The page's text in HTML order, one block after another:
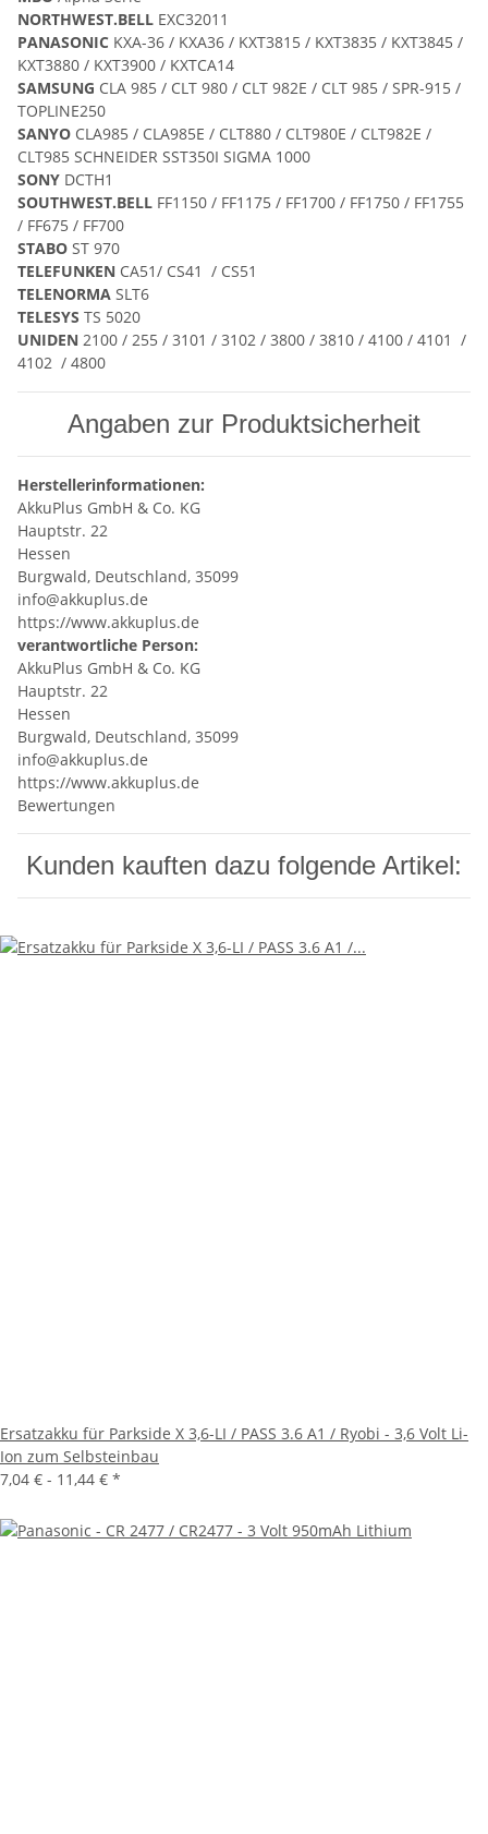
NORTHWEST.BELL EXC32011
PANASONIC KXA-36 / KXA36 / KXT3815 / KXT3835 / KXT3845 /
KXT3880 / KXT3900 / KXTCA14
SAMSUNG CLA 985 / CLT 980 / CLT 982E / CLT 985 / SPR-915 /
TOPLINE250
SANYO CLA985 / CLA985E / CLT880 / CLT980E / CLT982E /
CLT985 SCHNEIDER SST350I SIGMA 1000
SONY DCTH1
SOUTHWEST.BELL FF1150 / FF1175 / FF1700 / FF1750 / FF1755
/ FF675 / FF700
STABO ST 970
TELEFUNKEN CA51/ CS41 / CS51
TELENORMA SLT6
TELESYS TS 5020
UNIDEN 2100 / 255 / 3101 / 3102 / 3800 / 3810 / 4100 / 4101 /
4102 / 4800
Angaben zur Produktsicherheit
Herstellerinformationen:
AkkuPlus GmbH & Co. KG
Hauptstr. 22
Hessen
Burgwald, Deutschland, 35099
info@akkuplus.de
https://www.akkuplus.de
verantwortliche Person:
AkkuPlus GmbH & Co. KG
Hauptstr. 22
Hessen
Burgwald, Deutschland, 35099
info@akkuplus.de
https://www.akkuplus.de
Bewertungen
Kunden kauften dazu folgende Artikel:
Ersatzakku für Parkside X 3,6-LI / PASS 3.6 A1 / Ryobi - 3,6 Volt Li-
Ion zum Selbsteinbau
7,04 € - 11,44 € *